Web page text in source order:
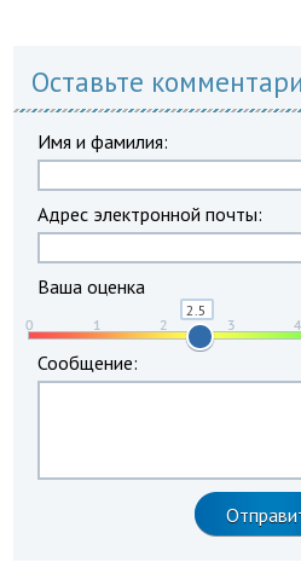
Оставьте
Имя и фамилия:
Адрес электронной почты:
Ваша оценка
Сообщение: